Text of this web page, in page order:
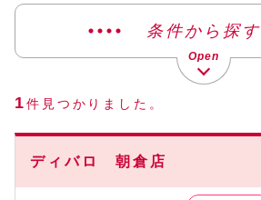
条件から探す
1件見つかりました。
ディバロ 朝倉店